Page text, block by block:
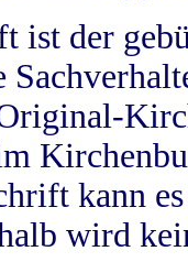
ist der
kann
wird